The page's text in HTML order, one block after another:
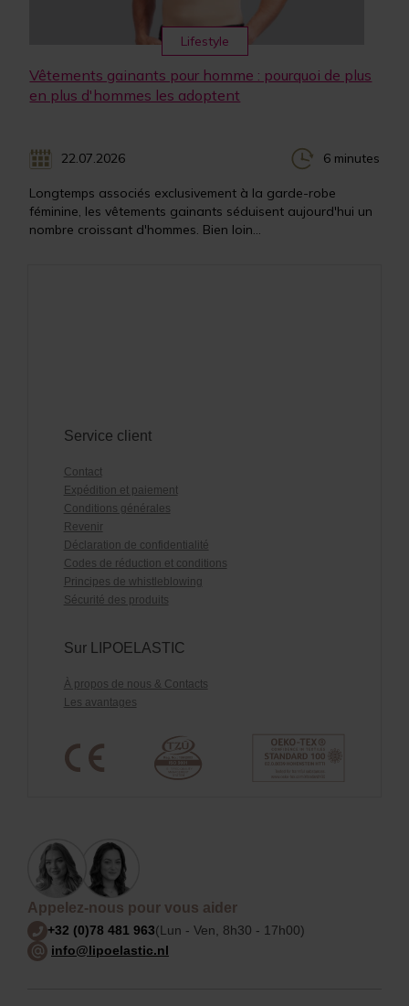
Lifestyle
Vêtements gainants pour homme : pourquoi de plus
en plus d'hommes les adoptent
22.07.2026 6 minutes
Longtemps associés exclusivement à la garde-robe
féminine, les vêtements gainants séduisent aujourd'hui un
nombre croissant d'hommes. Bien loin...
Service client
Contact
Expédition et paiement
Conditions générales
Revenir
Déclaration de confidentialité
Codes de réduction et conditions
Principes de whistleblowing
Sécurité des produits
Sur LIPOELASTIC
À propos de nous & Contacts
Les avantages
Appelez-nous pour vous aider
+32 (0)78 481 963(Lun - Ven, 8h30 - 17h00)
info@lipoelastic.nl